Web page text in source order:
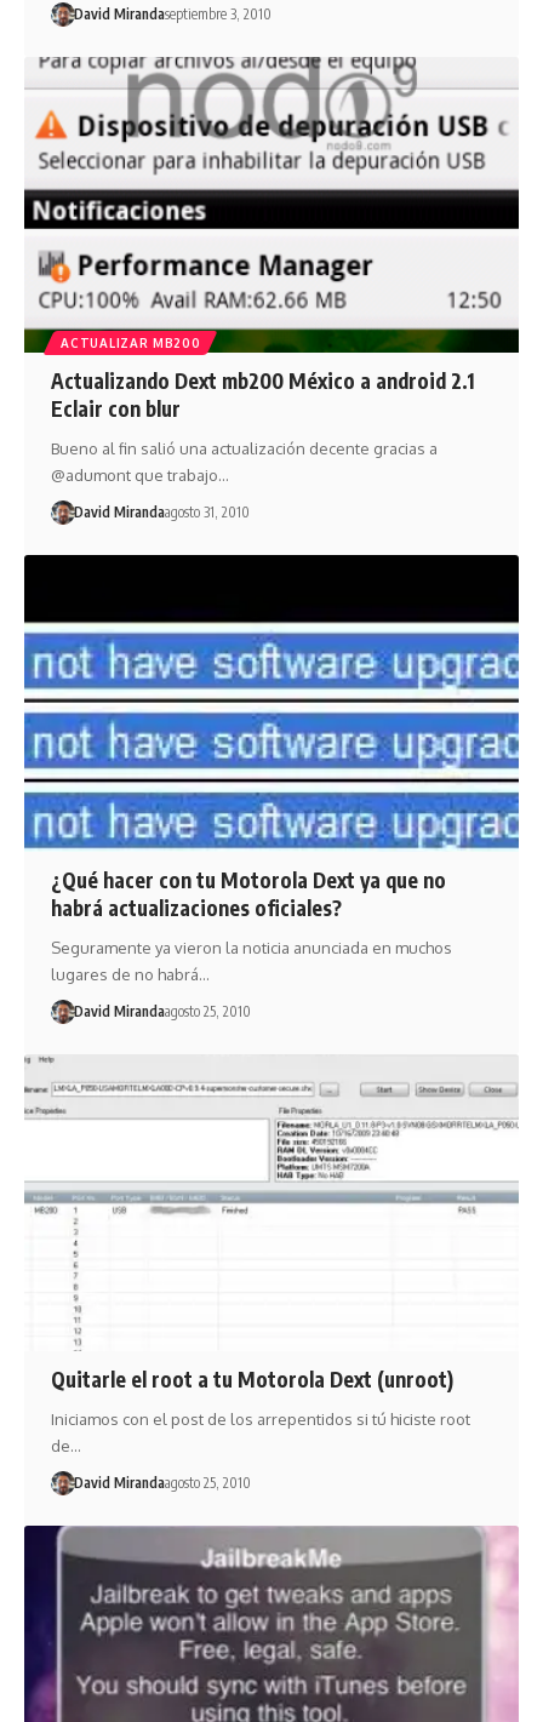
David Mirandaseptiembre 3, 2010
ACTUALIZAR MB200
Actualizando Dext mb200 México a android 2.1
Eclair con blur
Bueno al fin salió una actualización decente gracias a
@adumont que trabajo…
David Mirandaagosto 31, 2010
¿Qué hacer con tu Motorola Dext ya que no
habrá actualizaciones oficiales?
Seguramente ya vieron la noticia anunciada en muchos
lugares de no habrá…
David Mirandaagosto 25, 2010
Quitarle el root a tu Motorola Dext (unroot)
Iniciamos con el post de los arrepentidos si tú hiciste root
de…
David Mirandaagosto 25, 2010